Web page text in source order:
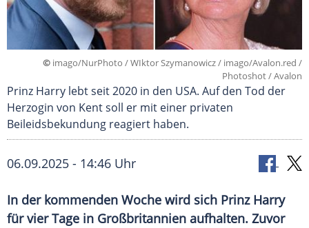
© imago/NurPhoto / WIktor Szymanowicz / imago/Avalon.red /
Photoshot / Avalon
Prinz Harry lebt seit 2020 in den USA. Auf den Tod der
Herzogin von Kent soll er mit einer privaten
Beileidsbekundung reagiert haben.
06.09.2025 - 14:46 Uhr
In der kommenden Woche wird sich Prinz Harry
für vier Tage in Großbritannien aufhalten. Zuvor